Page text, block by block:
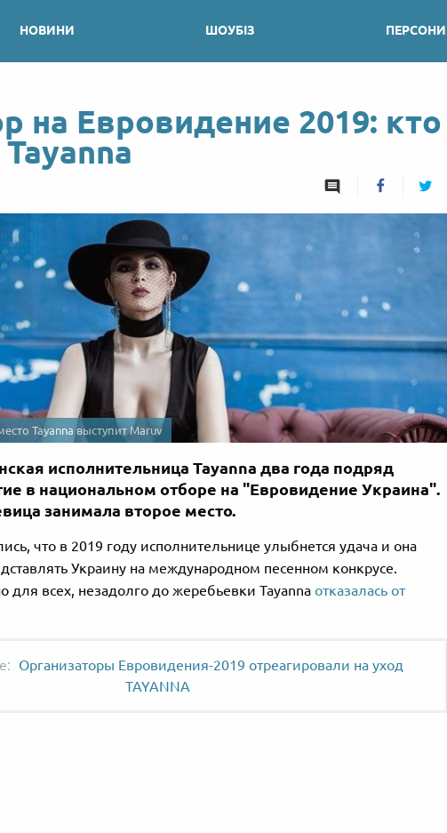
НОВИНИ ШОУБІЗ ПЕРСОНИ
на Евровидение 2019: кто
Tayanna выступит Maruv
исполнительница Tayanna два года подряд
в национальном отборе на "Евровидение Украина".
занимала второе место.
что в 2019 году исполнительнице улыбнется удача и она
Украину на международном песенном конкрусе.
для всех, незадолго до жеребьевки Tayanna отказалась от
Организаторы Евровидения-2019 отреагировали на уход
TAYANNA